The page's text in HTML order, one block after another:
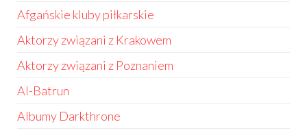
Afgańskie kluby piłkarskie
Aktorzy związani z Krakowem
Aktorzy związani z Poznaniem
Al-Batrun
Albumy Darkthrone